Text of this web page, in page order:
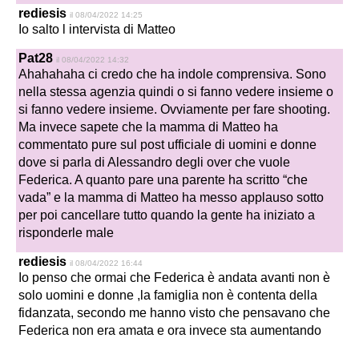
rediesis il 08/04/2022 14:25
Io salto l intervista di Matteo
Pat28 il 08/04/2022 14:32
Ahahahaha ci credo che ha indole comprensiva. Sono
nella stessa agenzia quindi o si fanno vedere insieme o
si fanno vedere insieme. Ovviamente per fare shooting.
Ma invece sapete che la mamma di Matteo ha
commentato pure sul post ufficiale di uomini e donne
dove si parla di Alessandro degli over che vuole
Federica. A quanto pare una parente ha scritto “che
vada” e la mamma di Matteo ha messo applauso sotto
per poi cancellare tutto quando la gente ha iniziato a
risponderle male
rediesis il 08/04/2022 16:44
Io penso che ormai che Federica è andata avanti non è
solo uomini e donne ,la famiglia non è contenta della
fidanzata, secondo me hanno visto che pensavano che
Federica non era amata e ora invece sta aumentando